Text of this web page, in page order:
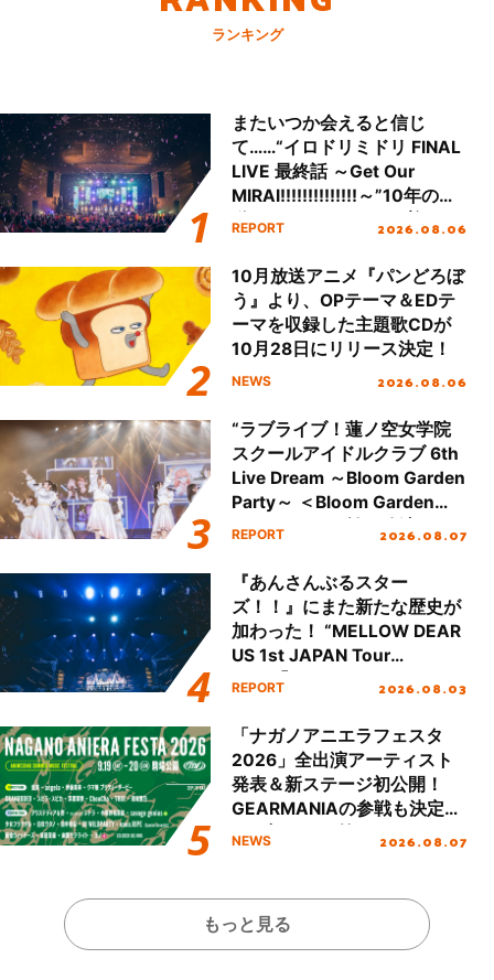
ランキング
またいつか会えると信じ
て……“イロドリミドリ FINAL
LIVE 最終話 ～Get Our
MIRAI!!!!!!!!!!!!!!～”10年の活
動を経てファイナルを迎える
REPORT 2026.08.06
10月放送アニメ『パンどろぼ
う』より、OPテーマ＆EDテ
ーマを収録した主題歌CDが
10月28日にリリース決定！
NEWS 2026.08.06
“ラブライブ！蓮ノ空女学院
スクールアイドルクラブ 6th
Live Dream ～Bloom Garden
Party～ ＜Bloom Garden
Party Stage／埼玉公演＞”
REPORT 2026.08.07
『あんさんぶるスター
ズ！！』にまた新たな歴史が
加わった！ “MELLOW DEAR
US 1st JAPAN Tour
Final「NICE to meet YOU
ート!!
REPORT 2026.08.03
「ナガノアニエラフェスタ
2026」全出演アーティスト
発表＆新ステージ初公開！
GEARMANIAの参戦も決定
し、初となる第3ステージの
NEWS 2026.08.07
もっと見る